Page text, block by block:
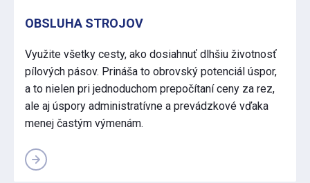
OBSLUHA STROJOV
Využite všetky cesty, ako dosiahnuť dlhšiu životnosť
pílových pásov. Prináša to obrovský potenciál úspor,
a to nielen pri jednoduchom prepočítaní ceny za rez,
ale aj úspory administratívne a prevádzkové vďaka
menej častým výmenám.